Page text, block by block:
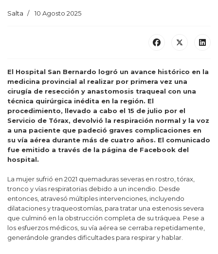
Salta 10 Agosto 2025
El Hospital San Bernardo logró un avance histórico en la
medicina provincial al realizar por primera vez una
cirugía de resección y anastomosis traqueal con una
técnica quirúrgica inédita en la región. El
procedimiento, llevado a cabo el 15 de julio por el
Servicio de Tórax, devolvió la respiración normal y la voz
a una paciente que padeció graves complicaciones en
su vía aérea durante más de cuatro años. El comunicado
fue emitido a través de la página de Facebook del
hospital.
La mujer sufrió en 2021 quemaduras severas en rostro, tórax,
tronco y vías respiratorias debido a un incendio. Desde
entonces, atravesó múltiples intervenciones, incluyendo
dilataciones y traqueostomías, para tratar una estenosis severa
que culminó en la obstrucción completa de su tráquea. Pese a
los esfuerzos médicos, su vía aérea se cerraba repetidamente,
generándole grandes dificultades para respirar y hablar.